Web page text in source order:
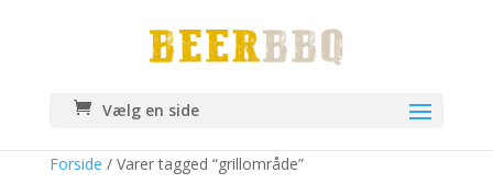
Vælg en side
Forside / Varer tagged “grillområde”